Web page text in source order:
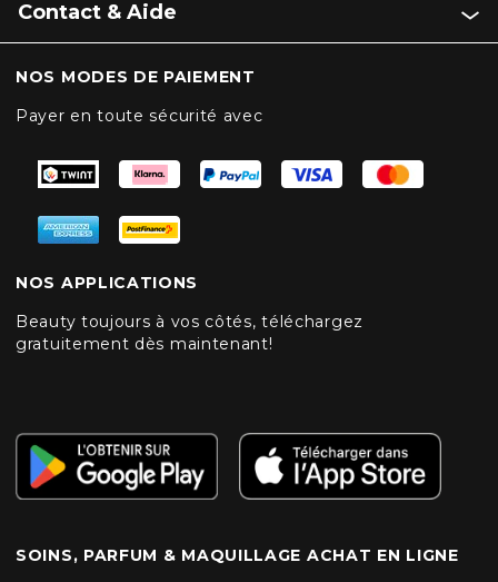
Contact & Aide
NOS MODES DE PAIEMENT
Payer en toute sécurité avec
NOS APPLICATIONS
Beauty toujours à vos côtés, téléchargez
gratuitement dès maintenant!
SOINS, PARFUM & MAQUILLAGE ACHAT EN LIGNE